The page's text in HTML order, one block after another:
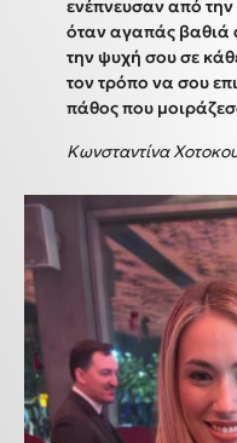
ενέπνευσαν από την
όταν αγαπάς βαθιά
την ψυχή σου σε
τον τρόπο να σου
πάθος που
Κωνσταντίνα